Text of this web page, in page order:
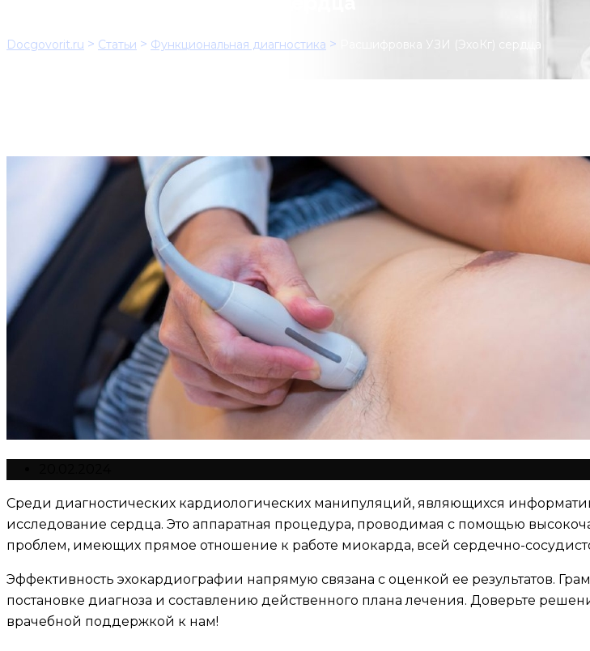
Docgovorit.ru > Статьи > Функциональная диагностика > Расшифровка УЗИ (ЭхоКг) сердца
Среди диагностических кардиологических манипуляций, являющихся
исследование сердца. Это аппаратная процедура, проводимая с помощью
проблем, имеющих прямое отношение к работе миокарда, всей сердечно-
Эффективность эхокардиографии напрямую связана с оценкой ее результатов.
постановке диагноза и составлению действенного плана лечения. Доверьте
врачебной поддержкой к нам!